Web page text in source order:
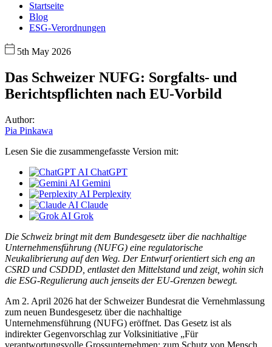
Startseite
Blog
ESG-Verordnungen
5th May 2026
Das Schweizer NUFG: Sorgfalts- und
Berichtspflichten nach EU-Vorbild
Author:
Pia Pinkawa
Lesen Sie die zusammengefasste Version mit:
ChatGPT
Gemini
Perplexity
Claude
Grok
Die Schweiz bringt mit dem Bundesgesetz über die nachhaltige
Unternehmensführung (NUFG) eine regulatorische
Neukalibrierung auf den Weg. Der Entwurf orientiert sich eng an
CSRD und CSDDD, entlastet den Mittelstand und zeigt, wohin sich
die ESG-Regulierung auch jenseits der EU-Grenzen bewegt.
Am 2. April 2026 hat der Schweizer Bundesrat die Vernehmlassung
zum neuen Bundesgesetz über die nachhaltige
Unternehmensführung (NUFG) eröffnet. Das Gesetz ist als
indirekter Gegenvorschlag zur Volksinitiative „Für
verantwortungsvolle Grossunternehmen: zum Schutz von Mensch